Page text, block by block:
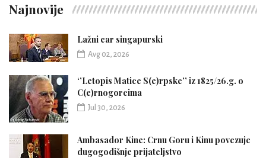
Najnovije
Lažni car singapurski
Avg 02, 2026
‘’Letopis Matice S(e)rpske’’ iz 1825/26.g. o
C(e)rnogorcima
Jul 30, 2026
Ambasador Kine: Crnu Goru i Kinu povezuje
dugogodišnje prijateljstvo